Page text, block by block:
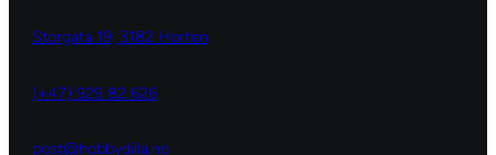
Storgata 19, 3182 Horten
(+47) 929 82 626
post@hobbydilla.no